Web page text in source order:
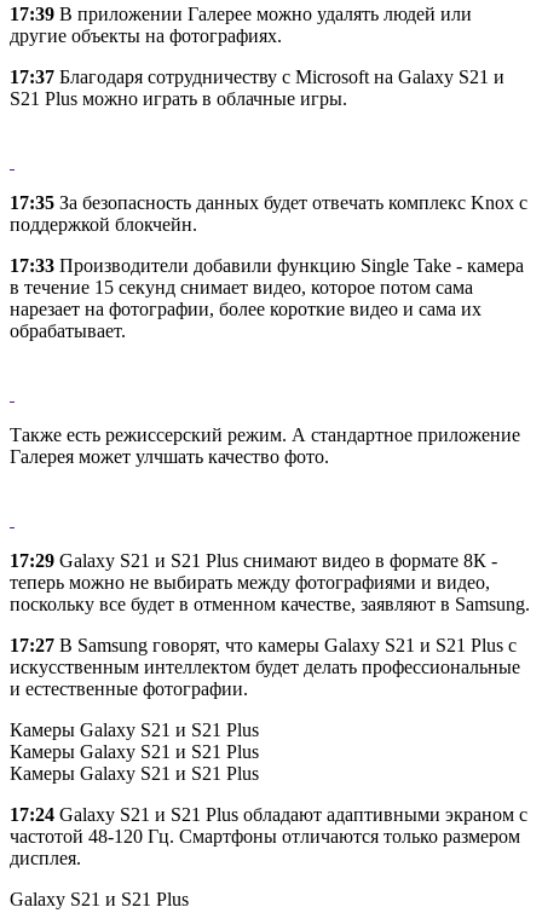
17:39 В приложении Галерее можно удалять людей или
другие объекты на фотографиях.
17:37 Благодаря сотрудничеству с Microsoft на Galaxy S21 и
S21 Plus можно играть в облачные игры.
17:35 За безопасность данных будет отвечать комплекс Knox с
поддержкой блокчейн.
17:33 Производители добавили функцию Single Take - камера
в течение 15 секунд снимает видео, которое потом сама
нарезает на фотографии, более короткие видео и сама их
обрабатывает.
Также есть режиссерский режим. А стандартное приложение
Галерея может улчшать качество фото.
17:29 Galaxy S21 и S21 Plus снимают видео в формате 8К -
теперь можно не выбирать между фотографиями и видео,
поскольку все будет в отменном качестве, заявляют в Samsung.
17:27 В Samsung говорят, что камеры Galaxy S21 и S21 Plus с
искусственным интеллектом будет делать профессиональные
и естественные фотографии.
Камеры Galaxy S21 и S21 Plus
Камеры Galaxy S21 и S21 Plus
Камеры Galaxy S21 и S21 Plus
17:24 Galaxy S21 и S21 Plus обладают адаптивными экраном с
частотой 48-120 Гц. Смартфоны отличаются только размером
дисплея.
Galaxy S21 и S21 Plus